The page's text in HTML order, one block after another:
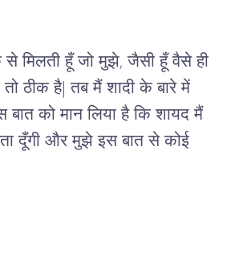
मिलती हूँ जो मुझे, जैसी हूँ वैसे ही
ठीक है| तब मैं शादी के बारे में
बात को मान लिया है कि शायद मैं
दूँगी और मुझे इस बात से कोई